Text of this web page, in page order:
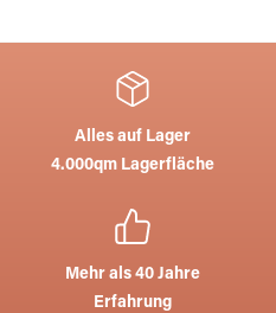
Alles auf Lager
4.000qm Lagerfläche
Mehr als 40 Jahre
Erfahrung